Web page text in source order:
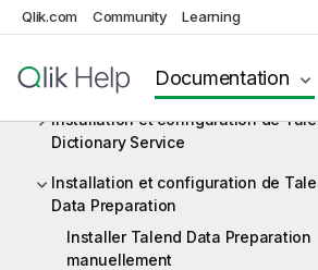
Qlik.com Community Learning
Documentation
DQ Portal (déprécié)
SAP RFC Server
Installation et configuration de
Dictionary Service
Installation et configuration de
Data Preparation
Installer Talend Data Preparation
manuellement